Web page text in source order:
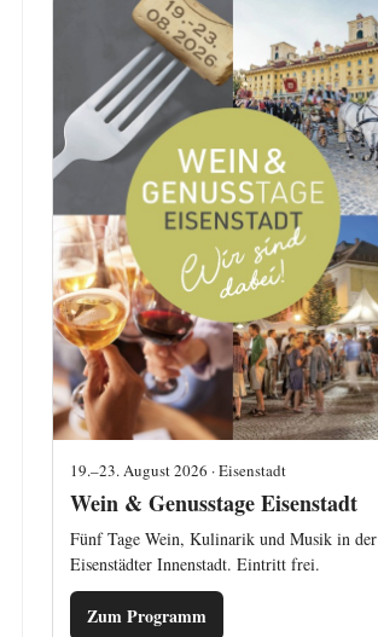
19.–23. August 2026 · Eisenstadt
Wein & Genusstage Eisenstadt
Fünf Tage Wein, Kulinarik und Musik in der
Eisenstädter Innenstadt. Eintritt frei.
Zum Programm